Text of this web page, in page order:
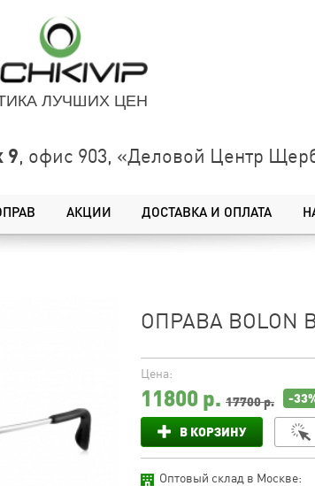
ЛУЧШИХ ЦЕН
9, офис 903, «Деловой Центр
АКЦИИ ДОСТАВКА И ОПЛАТА
ОПРАВА BOLON
Цена:
11800 р. 17700 р. -
В КОРЗИНУ
Оптовый склад в Москве: